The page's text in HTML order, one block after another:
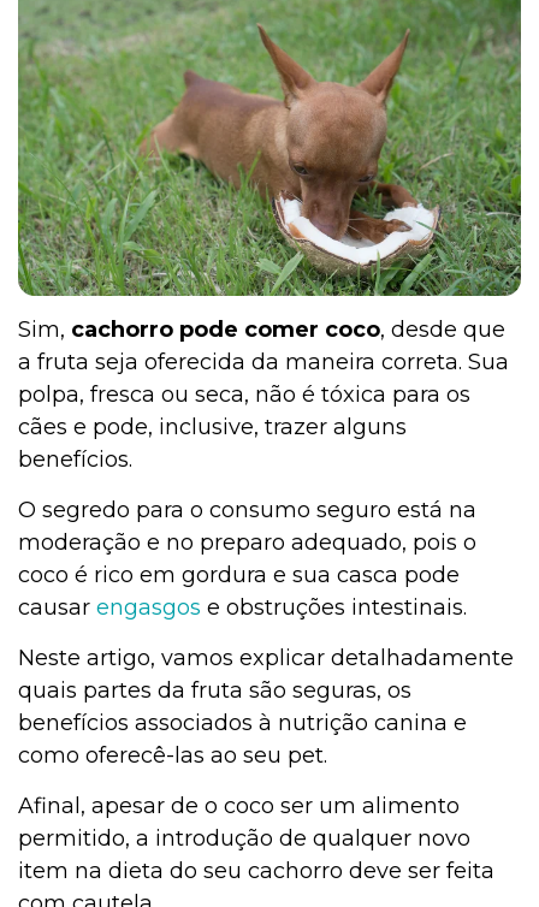
Filhotes
Higiene
Saúde
Sim, cachorro pode comer coco, desde que
a fruta seja oferecida da maneira correta. Sua
polpa, fresca ou seca, não é tóxica para os
cães e pode, inclusive, trazer alguns
benefícios.
O segredo para o consumo seguro está na
moderação e no preparo adequado, pois o
coco é rico em gordura e sua casca pode
causar engasgos e obstruções intestinais.
Neste artigo, vamos explicar detalhadamente
quais partes da fruta são seguras, os
benefícios associados à nutrição canina e
como oferecê-las ao seu pet.
Afinal, apesar de o coco ser um alimento
permitido, a introdução de qualquer novo
item na dieta do seu cachorro deve ser feita